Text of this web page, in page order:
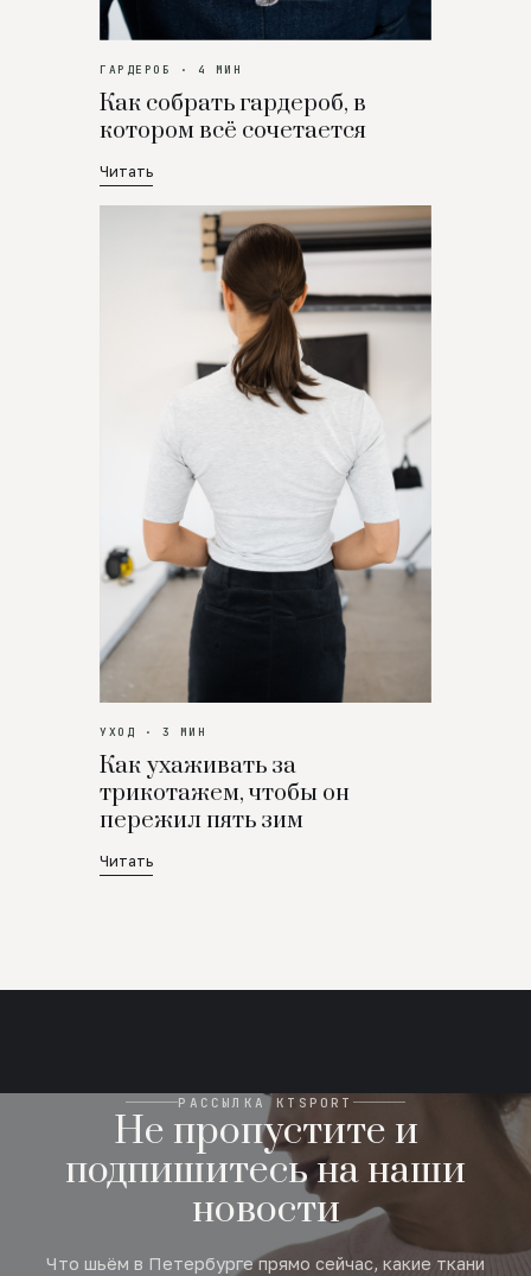
ГАРДЕРОБ · 4 МИН
Как собрать гардероб, в
котором всё сочетается
Читать
УХОД · 3 МИН
Как ухаживать за
трикотажем, чтобы он
пережил пять зим
Читать
РАССЫЛКА KTSPORT
Не пропустите и
подпишитесь на наши
новости
Что шьём в Петербурге прямо сейчас, какие ткани